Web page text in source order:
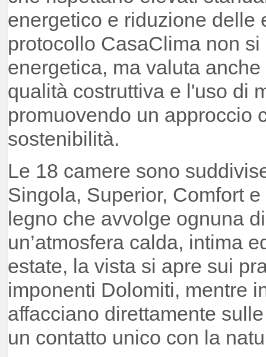
energetico e riduzione delle
protocollo CasaClima non
energetica, ma valuta
qualità costruttiva e l'uso di
promuovendo un approccio
sostenibilità.
Le 18 camere sono
Singola, Superior, Comfort
legno che avvolge ognuna
un’atmosfera calda, intima
estate, la vista si apre sui
imponenti Dolomiti, mentre
affacciano direttamente
un contatto unico con la